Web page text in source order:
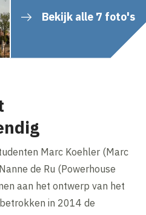
Bekijk alle 7 foto's
Marc Koehler (Marc
de Ru (Powerhouse
aan het ontwerp van het
in 2014 de